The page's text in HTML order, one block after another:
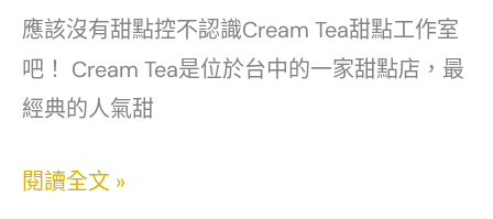
冰
淇
淋
糕．
應該沒有甜點控不認識Cream Tea甜點工作室
吧！ Cream Tea是位於台中的一家甜點店，最
經典的人氣甜
Creammm.t
閱讀全文 »